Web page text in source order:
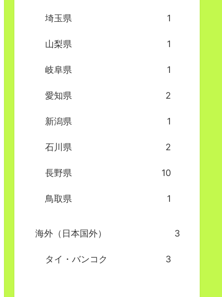
埼玉県 1
山梨県 1
岐阜県 1
愛知県 2
新潟県 1
石川県 2
長野県 10
鳥取県 1
海外（日本国外） 3
タイ・バンコク 3